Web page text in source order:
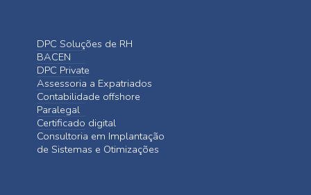
DPC Soluções de RH
BACEN
DPC Private
Assessoria a Expatriados
Contabilidade offshore
Paralegal
Certificado digital
Consultoria em Implantação
de Sistemas e Otimizações